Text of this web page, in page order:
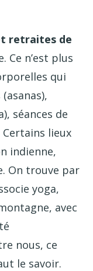
retraites de
Ce n’est plus
qui
séances de
Certains lieux
indienne,
On trouve par
yoga,
avec
nous, ce
le savoir.